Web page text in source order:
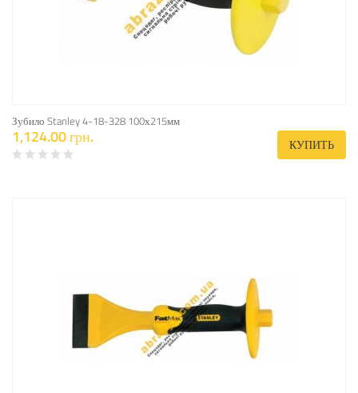
Зубило Stanley 4-18-328 100х215мм
1,124.00 грн. КУПИТЬ